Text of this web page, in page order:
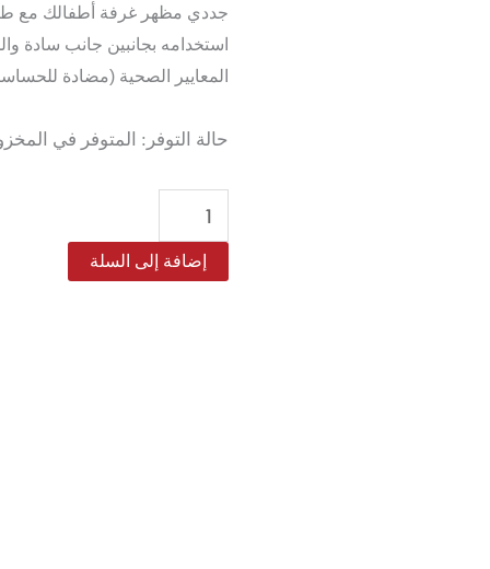
جددي مظهر غرفة أطفالك مع
استخدامه بجانبين جانب سادة
المعايير الصحية (مضادة
حالة التوفر: المتوفر في المخزون
كمية
لحاف
هيلو
كيتي
إضافة إلى السلة